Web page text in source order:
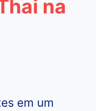
na
em um